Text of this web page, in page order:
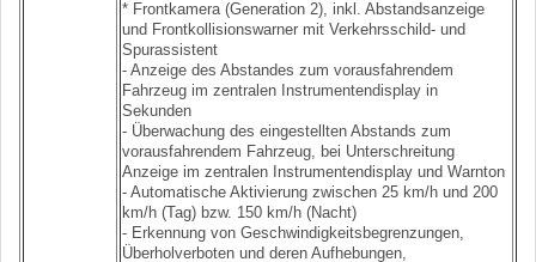
* Frontkamera (Generation 2), inkl. Abstandsanzeige
und Frontkollisionswarner mit Verkehrsschild- und
Spurassistent
- Anzeige des Abstandes zum vorausfahrendem
Fahrzeug im zentralen Instrumentendisplay in
Sekunden
- Überwachung des eingestellten Abstands zum
vorausfahrendem Fahrzeug, bei Unterschreitung
Anzeige im zentralen Instrumentendisplay und Warnton
- Automatische Aktivierung zwischen 25 km/h und 200
km/h (Tag) bzw. 150 km/h (Nacht)
- Erkennung von Geschwindigkeitsbegrenzungen,
Überholverboten und deren Aufhebungen,